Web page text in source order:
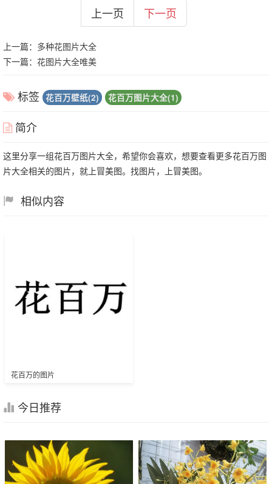
上一页 下一页
上一篇： 多种花图片大全
下一篇： 花图片大全唯美
标签 花百万壁纸(2) 花百万图片大全(1)
简介
这里分享一组花百万图片大全，希望你会喜欢，想要查看更多花百万图
片大全相关的图片，就上冒美图。找图片，上冒美图。
相似内容
花百万的图片
今日推荐